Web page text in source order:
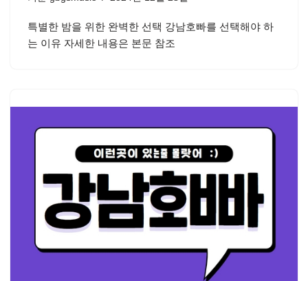
특별한 밤을 위한 완벽한 선택 강남호빠를 선택해야 하
는 이유 자세한 내용은 본문 참조